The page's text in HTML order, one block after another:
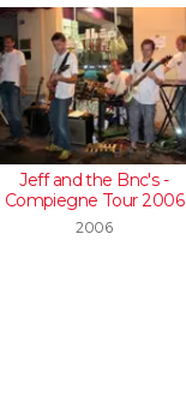
Jeff and the Bnc's -
Compiegne Tour 2006
2006